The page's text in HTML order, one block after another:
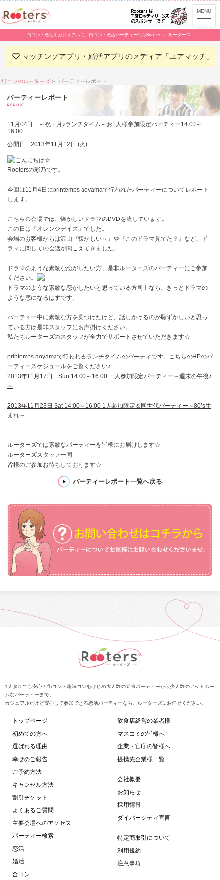
街コン・恋活をカジュアルに。街コン・恋活パーティーならRooters -ルーターズ-
マッチングアプリ・婚活アプリのメディア「ユアマッチ」
街コンのルーターズ パーティーレポート
パーティーレポート
REPORT
11月04日 ～祝・月♪ランチタイム～お1人様参加限定パーティー14:00～
16:00
公開日：2013年11月12日 (火)
こんにちは☆
Rootersの彩乃です。
今回は11月4日にprintemps aoyamaで行われたパーティーについてレポート
します。
こちらの会場では、懐かしいドラマのDVDを流しています。
この日は『オレンジデイズ』でした。
会場のお客様からは沢山『懐かしい～』や『このドラマ見てた？』など、ド
ラマに関しての会話が聞こえてきました。
ドラマのような素敵な恋がしたい方、是非ルーターズのパーティーにご参加
ください。
ドラマのような素敵な恋がしたいと思っている方同士なら、きっとドラマの
ような恋になるはずです。
パーティー中に素敵な方を見つけたけど、話しかけるのが恥ずかしいと思っ
ている方は是非スタッフにお声掛けください。
私たちルーターズのスタッフが全力でサポートさせていただきます☆
printemps aoyamaで行われるランチタイムのパーティです。こちらのHPのパ
ーティースケジュールをご覧ください♪
2013年11月17日 Sun 14:00～16:00 一人参加限定パーティー～週末の午後♪
～
2013年11月23日 Sat 14:00～16:00 1人参加限定＆同世代パーティー～80’s生
まれ～
ルーターズでは素敵なパーティーを皆様にお届けします☆
ルーターズスタッフ一同
皆様のご参加お待ちしております☆
パーティーレポート一覧へ戻る
1人参加でも安心！街コン・趣味コンをはじめ大人数の立食パーティーから少人数のアットホー
ムなパーティーまで。
カジュアルだけど安心して参加できる恋活パーティーなら、ルーターズにお任せください。
トップページ
初めての方へ
選ばれる理由
幸せのご報告
ご予約方法
キャンセル方法
割引チケット
よくあるご質問
主要会場へのアクセス
パーティー検索
恋活
婚活
合コン
飲食店経営の業者様
マスコミの皆様へ
企業・官庁の皆様へ
提携先企業様一覧
会社概要
お知らせ
採用情報
ダイバーシティ宣言
特定商取引について
利用規約
注意事項